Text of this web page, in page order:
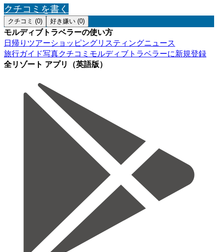
クチコミを書く
クチコミ (0) 好き嫌い (0)
モルディブトラベラーの使い方
日帰りツアーショッピングリスティングニュース
旅行ガイド写真クチコミ モルディブトラベラーに新規登録
全リゾート アプリ（英語版）